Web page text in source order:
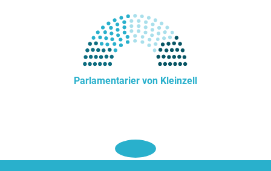
Parlamentarier von Kleinzell